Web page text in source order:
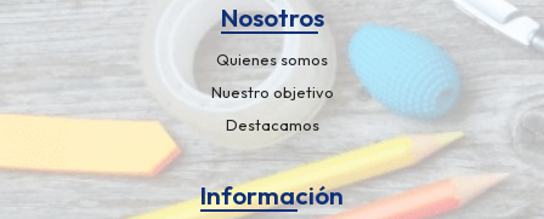
Nosotros
Quienes somos
Nuestro objetivo
Destacamos
Información